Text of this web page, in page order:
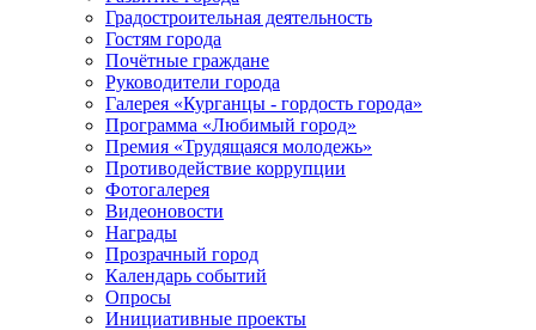
Градостроительная деятельность
Гостям города
Почётные граждане
Руководители города
Галерея «Курганцы - гордость города»
Программа «Любимый город»
Премия «Трудящаяся молодежь»
Противодействие коррупции
Фотогалерея
Видеоновости
Награды
Прозрачный город
Календарь событий
Опросы
Инициативные проекты